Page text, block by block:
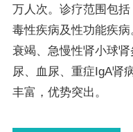
万人次。诊疗范围包
毒性疾病及性功能疾
衰竭、急慢性肾小球
尿、血尿、重症IgA肾
丰富，优势突出。